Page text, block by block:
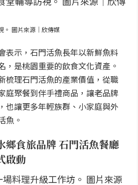
。 圖片來源｜欣傳媒
表示，石門活魚長年以新鮮魚料
，是桃園重要的飲食文化資產。
梳理石門活魚的產業價值，從職
庭聚餐到伴手禮商品，讓老品牌
也讓更多年輕族群、小家庭與外
魚。
鄉食旅品牌 石門活魚餐廳
啟動